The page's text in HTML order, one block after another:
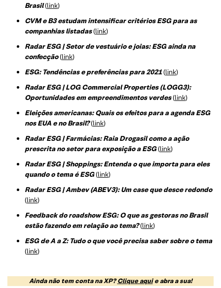
Brasil(link)
CVM e B3 estudam intensificar critérios ESG para as
companhias listadas(link)
Radar ESG | Setor de vestuário e joias: ESG ainda na
confecção(link)
ESG: Tendências e preferências para 2021(link)
Radar ESG | LOG Commercial Properties (LOGG3):
Oportunidades em empreendimentos verdes(link)
Eleições americanas: Quais os efeitos para a agenda ESG
nos EUA e no Brasil?(link)
Radar ESG | Farmácias: Raia Drogasil como a ação
prescrita no setor para exposição a ESG(link)
Radar ESG | Shoppings: Entenda o que importa para eles
quando o tema é ESG(link)
Radar ESG | Ambev (ABEV3): Um case que desce redondo
(link)
Feedback do roadshow ESG: O que as gestoras no Brasil
estão fazendo em relação ao tema?(link)
ESG de A a Z: Tudo o que você precisa saber sobre o tema
(link)
Ainda não tem conta na XP?Clique aquie abra a sua!